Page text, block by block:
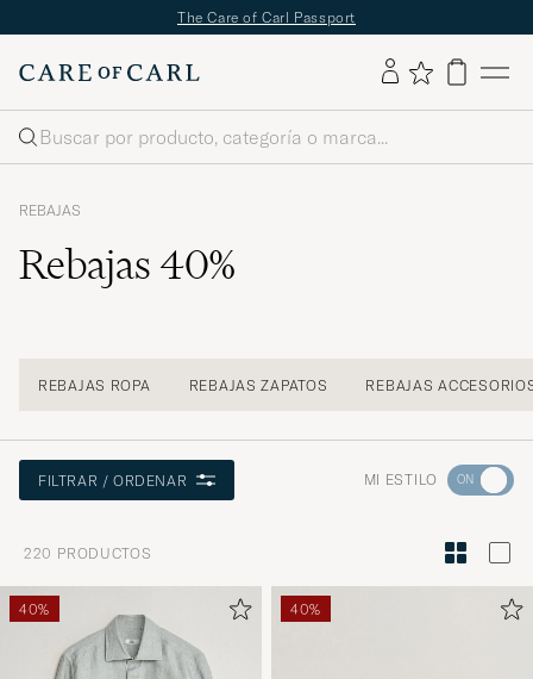
Envío gratuito a partir de 89 € ✔Devoluciones gratuitas
Buscar
REBAJAS
Rebajas 40%
REBAJAS ROPA REBAJAS ZAPATOS REBAJAS
FILTRAR / ORDENAR MI ESTILO Ve
220 PRODUCTOS
40% 40%